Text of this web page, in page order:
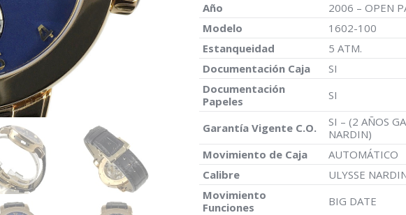
Año
2006 – OPEN
Modelo
1602-100
Estanqueidad
5 ATM.
Documentación Caja
SI
Documentación
Papeles
SI
Garantía Vigente C.O.
SI – (2 AÑOS
NARDIN)
Movimiento de Caja
AUTOMÁTICO
Calibre
ULYSSE
Movimiento
Funciones
BIG DATE